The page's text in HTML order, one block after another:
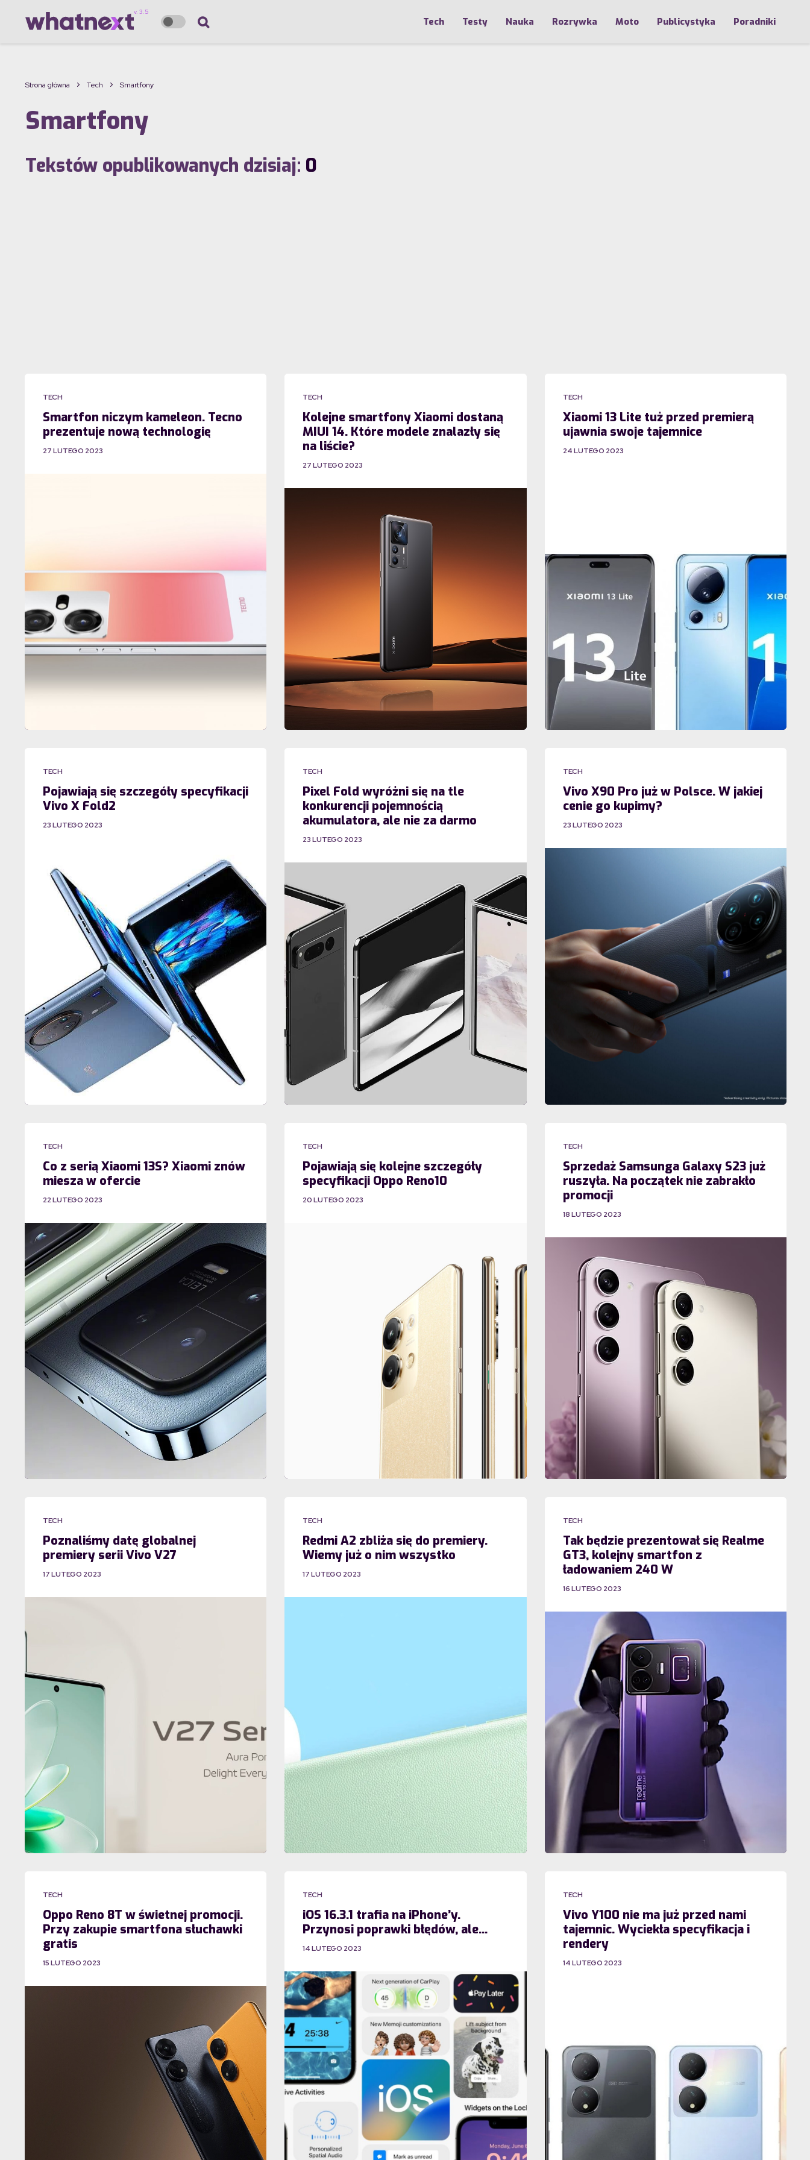
Tech Testy Nauka Rozrywka Moto Publicystyka Poradniki
Strona główna Tech Smartfony
Smartfony
Tekstów opublikowanych dzisiaj: 0
TECH
Smartfon niczym kameleon. Tecno
prezentuje nową technologię
27 LUTEGO 2023
TECH
Kolejne smartfony Xiaomi dostaną
MIUI 14. Które modele znalazły się
na liście?
27 LUTEGO 2023
TECH
Xiaomi 13 Lite tuż przed premierą
ujawnia swoje tajemnice
24 LUTEGO 2023
TECH
Pojawiają się szczegóły specyfikacji
Vivo X Fold2
23 LUTEGO 2023
TECH
Pixel Fold wyróżni się na tle
konkurencji pojemnością
akumulatora, ale nie za darmo
23 LUTEGO 2023
TECH
Vivo X90 Pro już w Polsce. W jakiej
cenie go kupimy?
23 LUTEGO 2023
TECH
Co z serią Xiaomi 13S? Xiaomi znów
miesza w ofercie
22 LUTEGO 2023
TECH
Pojawiają się kolejne szczegóły
specyfikacji Oppo Reno10
20 LUTEGO 2023
TECH
Sprzedaż Samsunga Galaxy S23 już
ruszyła. Na początek nie zabrakło
promocji
18 LUTEGO 2023
TECH
Poznaliśmy datę globalnej
premiery serii Vivo V27
17 LUTEGO 2023
TECH
Redmi A2 zbliża się do premiery.
Wiemy już o nim wszystko
17 LUTEGO 2023
TECH
Tak będzie prezentował się Realme
GT3, kolejny smartfon z
ładowaniem 240 W
16 LUTEGO 2023
TECH
Oppo Reno 8T w świetnej promocji.
Przy zakupie smartfona słuchawki
gratis
15 LUTEGO 2023
TECH
iOS 16.3.1 trafia na iPhone’y.
Przynosi poprawki błędów, ale…
14 LUTEGO 2023
TECH
Vivo Y100 nie ma już przed nami
tajemnic. Wyciekła specyfikacja i
rendery
14 LUTEGO 2023